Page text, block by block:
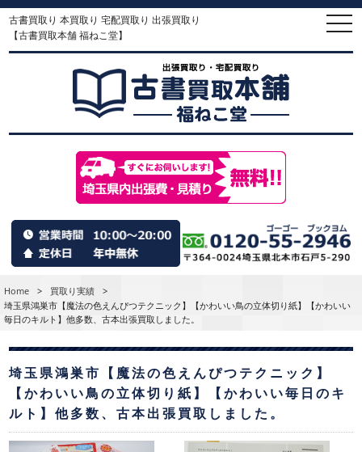
古書買取り 本買取り 宅配買取り 出張買取り
【古書買取本舗 福ねこ堂】
Home > 買取り実績
>
埼玉県鴻巣市【魔法の色えんぴつテクニック】【かわいい鳥の立体切り紙】【かわいい
毎日のキルト】他多数、古本出張買取しました。
埼玉県鴻巣市【魔法の色えんぴつテクニック】
【かわいい鳥の立体切り紙】【かわいい毎日のキ
ルト】他多数、古本出張買取しました。